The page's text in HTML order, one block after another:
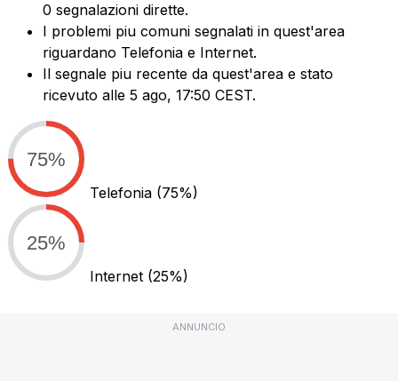
0 segnalazioni dirette.
I problemi piu comuni segnalati in quest'area
riguardano Telefonia e Internet.
Il segnale piu recente da quest'area e stato
ricevuto alle 5 ago, 17:50 CEST.
75%
Telefonia (75%)
25%
Internet (25%)
ANNUNCIO